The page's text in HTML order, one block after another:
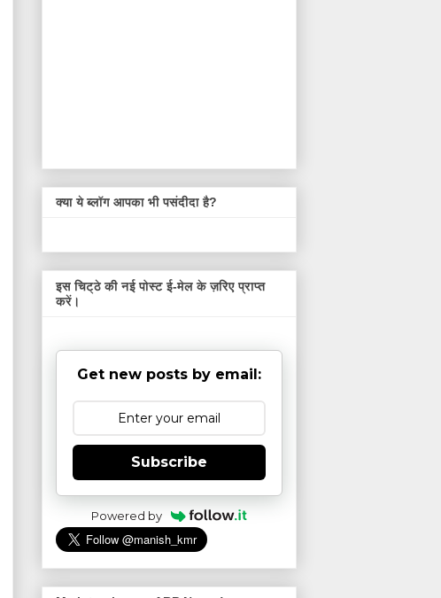
क्या ये ब्लॉग आपका भी पसंदीदा है?
इस चिट्ठे की नई पोस्ट ई-मेल के ज़रिए प्राप्त
करें।
Get new posts by email:
Subscribe
Powered by